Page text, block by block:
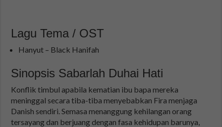
Lagu Tema / OST
Hanyut – Black Hanifah
Sinopsis Sabarlah Duhai Hati
Konflik timbul apabila kematian ibu bapa mereka
meninggal secara tiba-tiba menyebabkan Fira menjaga
Danish sendiri. Semasa menanggung kehilangan orang
tersayang dan berjuang dengan fasa kehidupan barunya,